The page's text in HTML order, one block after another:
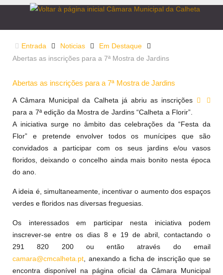
Entrada Noticias
Em Destaque
Abertas as inscrições para a 7ª Mostra de Jardins
Abertas as inscrições para a 7ª Mostra de Jardins
A Câmara Municipal da Calheta já abriu as inscrições
para a 7ª edição da Mostra de Jardins “Calheta a Florir”.
A iniciativa surge no âmbito das celebrações da “Festa da
Flor” e pretende envolver todos os munícipes que são
convidados a participar com os seus jardins e/ou vasos
floridos, deixando o concelho ainda mais bonito nesta época
do ano.
A ideia é, simultaneamente, incentivar o aumento dos espaços
verdes e floridos nas diversas freguesias.
Os interessados em participar nesta iniciativa podem
inscrever-se entre os dias 8 e 19 de abril, contactando o
291 820 200 ou então através do email
camara@cmcalheta.pt , anexando a ficha de inscrição que se
encontra disponível na página oficial da Câmara Municipal